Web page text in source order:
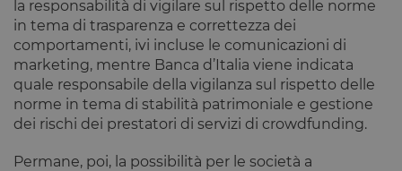
la responsabilità di vigilare sul rispetto delle norme
in tema di trasparenza e correttezza dei
comportamenti, ivi incluse le comunicazioni di
marketing, mentre Banca d’Italia viene indicata
quale responsabile della vigilanza sul rispetto delle
norme in tema di stabilità patrimoniale e gestione
dei rischi dei prestatori di servizi di crowdfunding.
Permane, poi, la possibilità per le società a
Strettamente necessari
Performance
Targeting
Funzionalità
I cookie strettamente necessari consentono le
funzionalità principali del sito web come l'accesso
dell'utente e la gestione dell'account. Il sito web non
può essere utilizzato correttamente senza i cookie
strettamente necessari.
Nome
Dominio
Scadenza